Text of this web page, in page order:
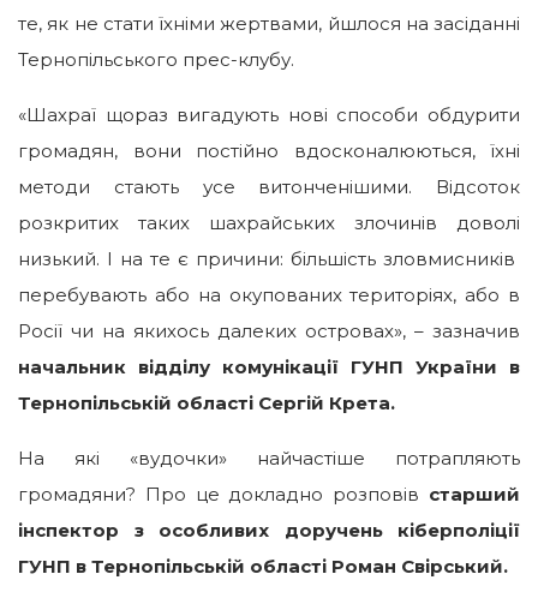
те, як не стати їхніми жертвами, йшлося на засіданні
Тернопільського прес-клубу.
«Шахраї щораз вигадують нові способи обдурити
громадян, вони постійно вдосконалюються, їхні
методи стають усе витонченішими. Відсоток
розкритих таких шахрайських злочинів доволі
низький. І на те є причини: більшість зловмисників
перебувають або на окупованих територіях, або в
Росії чи на якихось далеких островах», – зазначив
начальник відділу комунікації ГУНП України в
Тернопільській області Сергій Крета.
На які «вудочки» найчастіше потрапляють
громадяни? Про це докладно розповів старший
інспектор з особливих доручень кіберполіції
ГУНП в Тернопільській області Роман Свірський.